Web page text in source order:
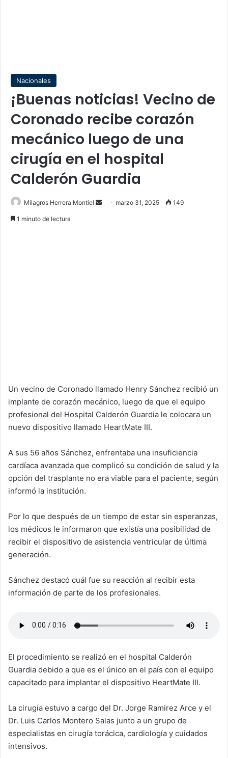
Nacionales
¡Buenas noticias! Vecino de
Coronado recibe corazón
mecánico luego de una
cirugía en el hospital
Calderón Guardia
Milagros Herrera Montiel
Send marzo 31, 2025 149
1 minuto de lectura
Un vecino de Coronado llamado Henry Sánchez recibió un
implante de corazón mecánico, luego de que el equipo
profesional del Hospital Calderón Guardia le colocara un
nuevo dispositivo llamado HeartMate III.
A sus 56 años Sánchez, enfrentaba una insuficiencia
cardíaca avanzada que complicó su condición de salud y la
opción del trasplante no era viable para el paciente, según
informó la institución.
Por lo que después de un tiempo de estar sin esperanzas,
los médicos le informaron que existía una posibilidad de
recibir el dispositivo de asistencia ventricular de última
generación.
Sánchez destacó cuál fue su reacción al recibir esta
información de parte de los profesionales.
El procedimiento se realizó en el hospital Calderón
Guardia debido a que es el único en el país con el equipo
capacitado para implantar el dispositivo HeartMate III.
La cirugía estuvo a cargo del Dr. Jorge Ramirez Arce y el
Dr. Luis Carlos Montero Salas junto a un grupo de
especialistas en cirugía torácica, cardiología y cuidados
intensivos.